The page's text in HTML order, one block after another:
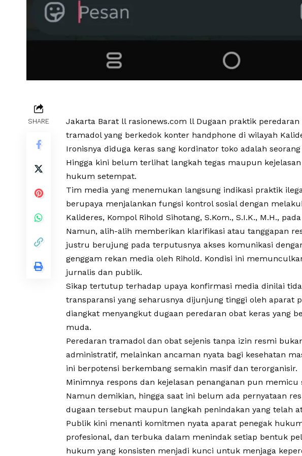
SHARE
Jakarta Barat ll rasionews.com ll Dugaan praktik peredaran
tramadol yang berkedok konter handphone di wilayah
Ironisnya diduga keras sang kordinator toko adalah
Hingga kini belum terlihat langkah tegas maupun
hukum setempat.
Tim media yang menemukan langsung indikasi praktik
berupaya menjalankan fungsi kontrol sosial dengan
Kalideres, Kompol Rihold Sihotang, S.Kom., S.I.K., M.H.,
Namun, alih-alih memberikan klarifikasi atau tanggapan
justru berujung pada terputusnya akses komunikasi
genggam rekan media oleh Rihold. Kondisi ini
jurnalis dan publik.
Sikap tertutup terhadap upaya konfirmasi media dinilai
transparansi yang seharusnya dijunjung tinggi oleh aparat
diangkat menyangkut dugaan peredaran obat keras yang
muda.
Peredaran tramadol dan obat sejenis tanpa izin resmi
administratif, melainkan ancaman nyata bagi kesehatan
ini berpotensi berkembang semakin masif dan terorganisir.
Minimnya respons dan kejelasan penanganan pun
Namun demikian, hingga saat ini belum ada pernyataan
dugaan tersebut maupun langkah penindakan yang telah
Publik kini menanti komitmen nyata aparat penegak
profesional, dan terbuka dalam menindak setiap bentuk
hukum yang konsisten menjadi kunci untuk menjaga